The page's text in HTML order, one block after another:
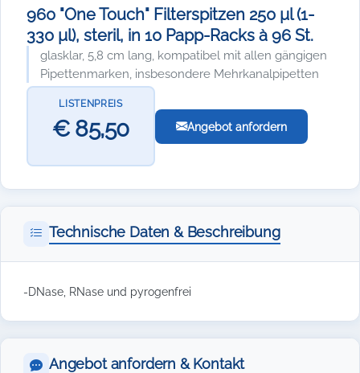
960 "One Touch" Filterspitzen 250 µl (1-
330 µl), steril, in 10 Papp-Racks à 96 St.
glasklar, 5,8 cm lang, kompatibel mit allen gängigen
Pipettenmarken, insbesondere Mehrkanalpipetten
LISTENPREIS
€ 85,50 Angebot anfordern
Technische Daten & Beschreibung
-DNase, RNase und pyrogenfrei
Angebot anfordern & Kontakt